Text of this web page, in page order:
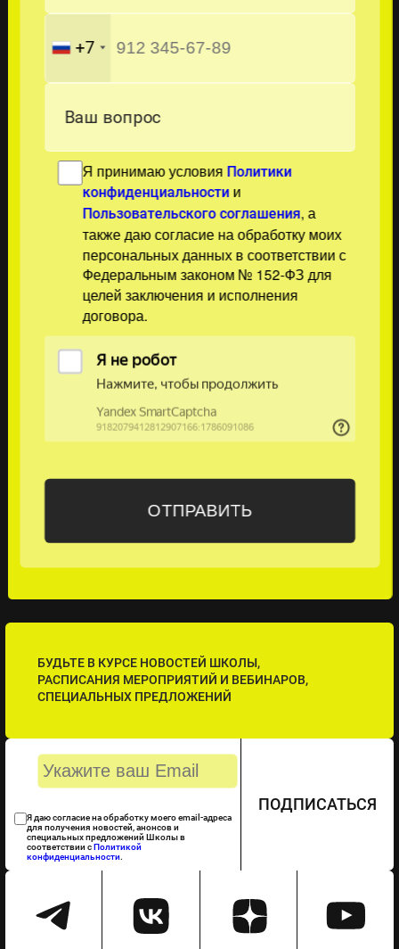
+7
Ваш вопрос
Я принимаю условия Политики
конфиденциальности и
Пользовательского соглашения, а
также даю согласие на обработку моих
персональных данных в соответствии с
Федеральным законом № 152-ФЗ для
целей заключения и исполнения
договора.
БУДЬТЕ В КУРСЕ НОВОСТЕЙ ШКОЛЫ,
РАСПИСАНИЯ МЕРОПРИЯТИЙ И ВЕБИНАРОВ,
СПЕЦИАЛЬНЫХ ПРЕДЛОЖЕНИЙ
Я даю согласие на обработку моего email-адреса
для получения новостей, анонсов и
специальных предложений Школы в
соответствии сПолитикой
конфиденциальности.
ПОДПИСАТЬСЯ